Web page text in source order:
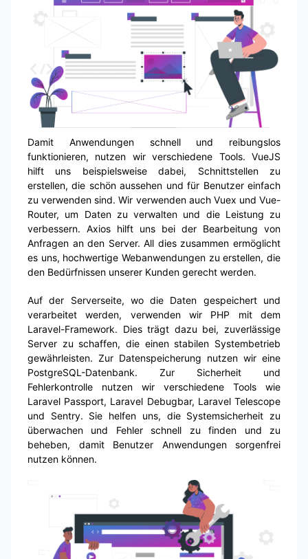
Damit Anwendungen schnell und reibungslos
funktionieren, nutzen wir verschiedene Tools. VueJS
hilft uns beispielsweise dabei, Schnittstellen zu
erstellen, die schön aussehen und für Benutzer einfach
zu verwenden sind. Wir verwenden auch Vuex und Vue-
Router, um Daten zu verwalten und die Leistung zu
verbessern. Axios hilft uns bei der Bearbeitung von
Anfragen an den Server. All dies zusammen ermöglicht
es uns, hochwertige Webanwendungen zu erstellen, die
den Bedürfnissen unserer Kunden gerecht werden.
Auf der Serverseite, wo die Daten gespeichert und
verarbeitet werden, verwenden wir PHP mit dem
Laravel-Framework. Dies trägt dazu bei, zuverlässige
Server zu schaffen, die einen stabilen Systembetrieb
gewährleisten. Zur Datenspeicherung nutzen wir eine
PostgreSQL-Datenbank. Zur Sicherheit und
Fehlerkontrolle nutzen wir verschiedene Tools wie
Laravel Passport, Laravel Debugbar, Laravel Telescope
und Sentry. Sie helfen uns, die Systemsicherheit zu
überwachen und Fehler schnell zu finden und zu
beheben, damit Benutzer Anwendungen sorgenfrei
nutzen können.